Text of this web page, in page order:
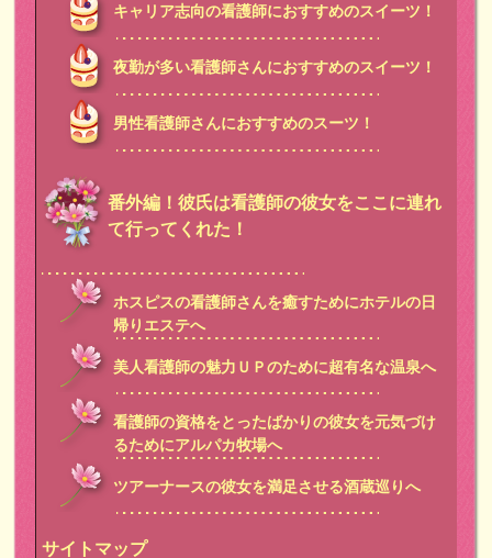
キャリア志向の看護師におすすめのスイーツ！
夜勤が多い看護師さんにおすすめのスイーツ！
男性看護師さんにおすすめのスーツ！
番外編！彼氏は看護師の彼女をここに連れ
て行ってくれた！
ホスピスの看護師さんを癒すためにホテルの日
帰りエステへ
美人看護師の魅力ＵＰのために超有名な温泉へ
看護師の資格をとったばかりの彼女を元気づけ
るためにアルパカ牧場へ
ツアーナースの彼女を満足させる酒蔵巡りへ
サイトマップ